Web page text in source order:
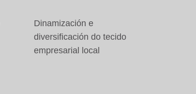
Dinamización e
diversificación do tecido
empresarial local